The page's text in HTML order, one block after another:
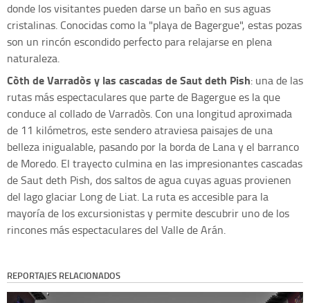
donde los visitantes pueden darse un baño en sus aguas
cristalinas. Conocidas como la "playa de Bagergue", estas pozas
son un rincón escondido perfecto para relajarse en plena
naturaleza.
Còth de Varradòs y las cascadas de Saut deth Pish: una de las
rutas más espectaculares que parte de Bagergue es la que
conduce al collado de Varradòs. Con una longitud aproximada
de 11 kilómetros, este sendero atraviesa paisajes de una
belleza inigualable, pasando por la borda de Lana y el barranco
de Moredo. El trayecto culmina en las impresionantes cascadas
de Saut deth Pish, dos saltos de agua cuyas aguas provienen
del lago glaciar Long de Liat. La ruta es accesible para la
mayoría de los excursionistas y permite descubrir uno de los
rincones más espectaculares del Valle de Arán.
REPORTAJES RELACIONADOS